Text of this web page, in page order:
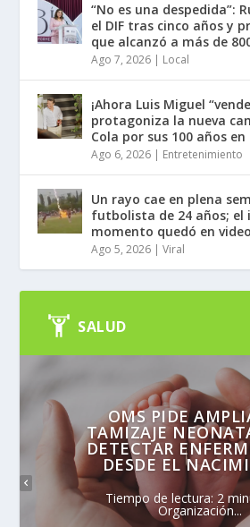
“No es una despedida”:
el DIF tras cinco años y
que alcanzó a más de
Ago 7, 2026 | Local
¡Ahora Luis Miguel
protagoniza la nueva
Cola por sus 100 años en
Ago 6, 2026 | Entretenimiento
Un rayo cae en plena
futbolista de 24 años;
momento quedó en video
Ago 5, 2026 |Viral
SALUD
OMS PIDE
TAMIZAJE
DETECTAR
DESDE EL
Tiempo de lectura: 2
Organización...